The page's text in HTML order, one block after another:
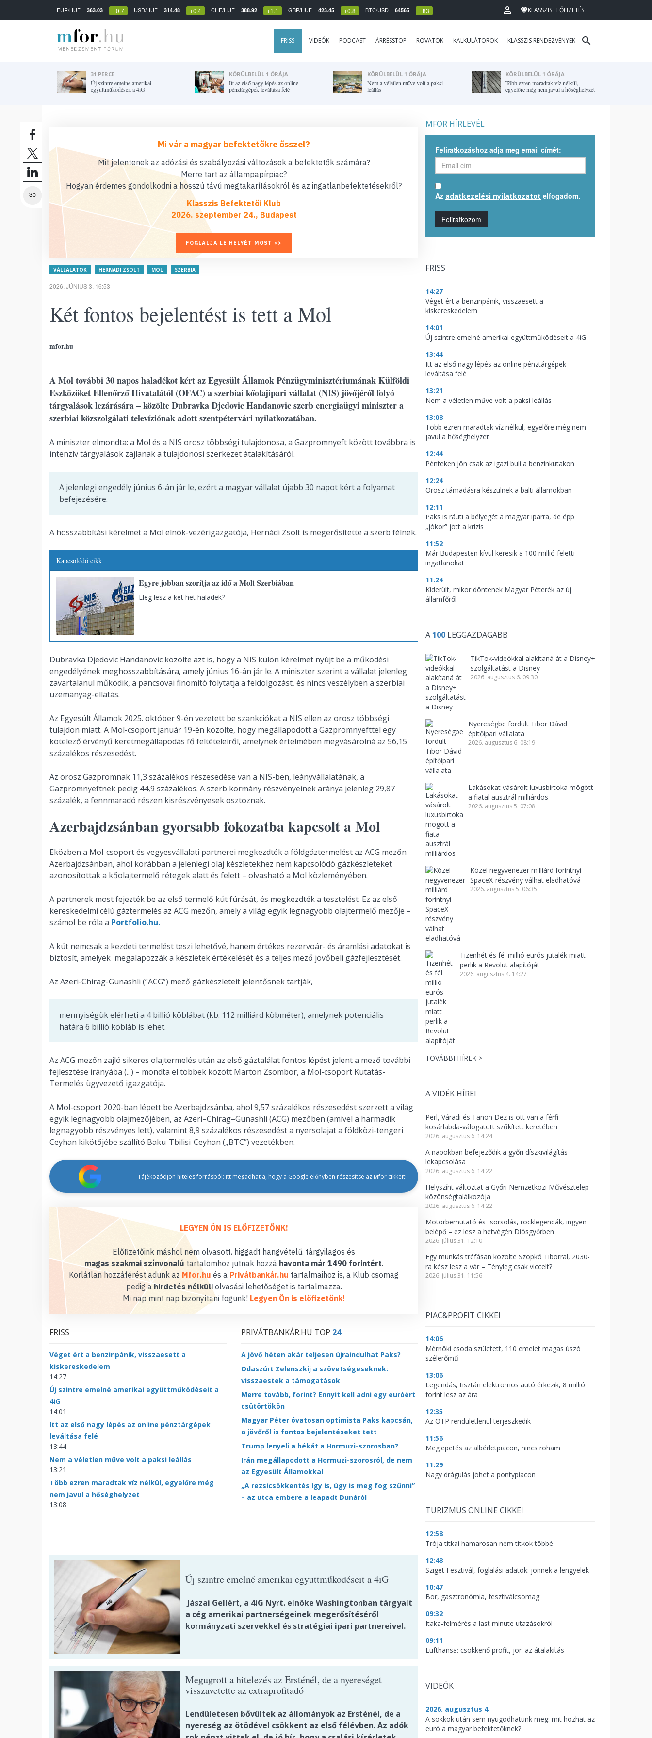
EUR/HUF 363.03 +0.7 USD/HUF 314.48 +0.4 CHF/HUF 388.92 +1.1 GBP/HUF 423.45 +0.8 BTC/USD 64565 +83 KLASSZIS ELŐFIZETÉS
FRISS VIDEÓK PODCAST ÁRRÉSSTOP ROVATOK KALKULÁTOROK KLASSZIS RENDEZVÉNYEK
31 PERCE
Új szintre emelné amerikai
együttműködéseit a 4iG
KÖRÜLBELÜL 1 ÓRÁJA
Itt az első nagy lépés az online
pénztárgépek leváltása felé
KÖRÜLBELÜL 1 ÓRÁJA
Nem a véletlen műve volt a paksi
leállás
KÖRÜLBELÜL 1 ÓRÁJA
Több ezren maradtak víz nélkül,
egyelőre még nem javul a hőséghelyzet
3p
Mi vár a magyar befektetőkre ősszel?
Mit jelentenek az adózási és szabályozási változások a befektetők számára?
Merre tart az állampapírpiac?
Hogyan érdemes gondolkodni a hosszú távú megtakarításokról és az ingatlanbefektetésekről?
Klasszis Befektetői Klub
2026. szeptember 24., Budapest
FOGLALJA LE HELYÉT MOST >>
VÁLLALATOK HERNÁDI ZSOLT MOL SZERBIA
2026. JÚNIUS 3. 16:53
Két fontos bejelentést is tett a Mol
mfor.hu
A Mol további 30 napos haladékot kért az Egyesült Államok Pénzügyminisztériumának Külföldi
Eszközöket Ellenőrző Hivatalától (OFAC) a szerbiai kőolajipari vállalat (NIS) jövőjéről folyó
tárgyalások lezárására – közölte Dubravka Djedovic Handanovic szerb energiaügyi miniszter a
szerbiai közszolgálati televíziónak adott szentpétervári nyilatkozatában.
A miniszter elmondta: a Mol és a NIS orosz többségi tulajdonosa, a Gazpromnyeft között továbbra is
intenzív tárgyalások zajlanak a tulajdonosi szerkezet átalakításáról.
A jelenlegi engedély június 6-án jár le, ezért a magyar vállalat újabb 30 napot kért a folyamat
befejezésére.
A hosszabbítási kérelmet a Mol elnök-vezérigazgatója, Hernádi Zsolt is megerősítette a szerb félnek.
Kapcsolódó cikk
Egyre jobban szorítja az idő a Molt Szerbiában
Elég lesz a két hét haladék?
Dubravka Djedovic Handanovic közölte azt is, hogy a NIS külön kérelmet nyújt be a működési
engedélyének meghosszabbítására, amely június 16-án jár le. A miniszter szerint a vállalat jelenleg
zavartalanul működik, a pancsovai finomító folytatja a feldolgozást, és nincs veszélyben a szerbiai
üzemanyag-ellátás.
Az Egyesült Államok 2025. október 9-én vezetett be szankciókat a NIS ellen az orosz többségi
tulajdon miatt. A Mol-csoport január 19-én közölte, hogy megállapodott a Gazpromnyefttel egy
kötelező érvényű keretmegállapodás fő feltételeiről, amelynek értelmében megvásárolná az 56,15
százalékos részesedést.
Az orosz Gazpromnak 11,3 százalékos részesedése van a NIS-ben, leányvállalatának, a
Gazpromnyeftnek pedig 44,9 százalékos. A szerb kormány részvényeinek aránya jelenleg 29,87
százalék, a fennmaradó részen kisrészvényesek osztoznak.
Azerbajdzsánban gyorsabb fokozatba kapcsolt a Mol
Eközben a Mol-csoport és vegyesvállalati partnerei megkezdték a földgáztermelést az ACG mezőn
Azerbajdzsánban, ahol korábban a jelenlegi olaj készletekhez nem kapcsolódó gázkészleteket
azonosítottak a kőolajtermelő rétegek alatt és felett – olvasható a Mol közleményében.
A partnerek most fejezték be az első termelő kút fúrását, és megkezdték a tesztelést. Ez az első
kereskedelmi célú gáztermelés az ACG mezőn, amely a világ egyik legnagyobb olajtermelő mezője –
számol be róla a Portfolio.hu.
A kút nemcsak a kezdeti termelést teszi lehetővé, hanem értékes rezervoár- és áramlási adatokat is
biztosít, amelyek megalapozzák a készletek értékelését és a teljes mező jövőbeli gázfejlesztését.
Az Azeri-Chirag-Gunashli (“ACG”) mező gázkészleteit jelentősnek tartják,
mennyiségük elérheti a 4 billió köblábat (kb. 112 milliárd köbméter), amelynek potenciális
határa 6 billió köbláb is lehet.
Az ACG mezőn zajló sikeres olajtermelés után az első gáztalálat fontos lépést jelent a mező további
fejlesztése irányába (...) – mondta el többek között Marton Zsombor, a Mol-csoport Kutatás-
Termelés ügyvezető igazgatója.
A Mol-csoport 2020-ban lépett be Azerbajdzsánba, ahol 9,57 százalékos részesedést szerzett a világ
egyik legnagyobb olajmezőjében, az Azeri–Chirag–Gunashli (ACG) mezőben (amivel a harmadik
legnagyobb részvényes lett), valamint 8,9 százalékos részesedést a nyersolajat a földközi-tengeri
Ceyhan kikötőjébe szállító Baku-Tbilisi-Ceyhan („BTC”) vezetékben.
Tájékozódjon hiteles forrásból: itt megadhatja, hogy a Google előnyben részesítse az Mfor cikkeit!
LEGYEN ÖN IS ELŐFIZETŐNK!
Előfizetőink máshol nem olvasott, higgadt hangvételű, tárgyilagos és
magas szakmai színvonalú tartalomhoz jutnak hozzá havonta már 1490 forintért.
Korlátlan hozzáférést adunk az Mfor.hu és a Privátbankár.hu tartalmaihoz is, a Klub csomag
pedig ahirdetés nélküliolvasási lehetőséget is tartalmazza.
Mi nap mint nap bizonyítani fogunk! Legyen Ön is előfizetőnk!
FRISS
Véget ért a benzinpánik, visszaesett a
kiskereskedelem
14:27
Új szintre emelné amerikai együttműködéseit a
4iG
14:01
Itt az első nagy lépés az online pénztárgépek
leváltása felé
13:44
Nem a véletlen műve volt a paksi leállás
13:21
Több ezren maradtak víz nélkül, egyelőre még
nem javul a hőséghelyzet
13:08
PRIVÁTBANKÁR.HU TOP 24
A jövő héten akár teljesen újraindulhat Paks?
Odaszúrt Zelenszkij a szövetségeseknek:
visszaestek a támogatások
Merre tovább, forint? Ennyit kell adni egy euróért
csütörtökön
Magyar Péter óvatosan optimista Paks kapcsán,
a jövőről is fontos bejelentéseket tett
Trump lenyeli a békát a Hormuzi-szorosban?
Irán megállapodott a Hormuzi-szorosról, de nem
az Egyesült Államokkal
„A rezsicsökkentés így is, úgy is meg fog szűnni”
– az utca embere a leapadt Dunáról
Új szintre emelné amerikai együttműködéseit a 4iG
Jászai Gellért, a 4iG Nyrt. elnöke Washingtonban tárgyalt
a cég amerikai partnerségeinek megerősítéséről
kormányzati szervekkel és stratégiai ipari partnereivel.
Megugrott a hitelezés az Ersténél, de a nyereséget
visszavetette az extraprofitadó
Lendületesen bővültek az állományok az Ersténél, de a
nyereség az ötödével csökkent az első félévben. Az adók
MFOR HÍRLEVÉL
Feliratkozáshoz adja meg email címét:
Az adatkezelési nyilatkozatot elfogadom.
Feliratkozom
FRISS
14:27
Véget ért a benzinpánik, visszaesett a
kiskereskedelem
14:01
Új szintre emelné amerikai együttműködéseit a 4iG
13:44
Itt az első nagy lépés az online pénztárgépek
leváltása felé
13:21
Nem a véletlen műve volt a paksi leállás
13:08
Több ezren maradtak víz nélkül, egyelőre még nem
javul a hőséghelyzet
12:44
Pénteken jön csak az igazi buli a benzinkutakon
12:24
Orosz támadásra készülnek a balti államokban
12:11
Paks is ráüti a bélyegét a magyar iparra, de épp
„jókor” jött a krízis
11:52
Már Budapesten kívül keresik a 100 millió feletti
ingatlanokat
11:24
Kiderült, mikor döntenek Magyar Péterék az új
államfőről
A 100 LEGGAZDAGABB
TikTok-videókkal alakítaná át a Disney+
szolgáltatást a Disney
2026. augusztus 6. 09:30
Nyereségbe fordult Tibor Dávid
építőipari vállalata
2026. augusztus 6. 08:19
Lakásokat vásárolt luxusbirtoka mögött
a fiatal ausztrál milliárdos
2026. augusztus 5. 07:08
Közel negyvenezer milliárd forintnyi
SpaceX-részvény válhat eladhatóvá
2026. augusztus 5. 06:35
Tizenhét és fél millió eurós jutalék miatt
perlik a Revolut alapítóját
2026. augusztus 4. 14:27
TOVÁBBI HÍREK >
A VIDÉK HÍREI
Perl, Váradi és Tanoh Dez is ott van a férfi
kosárlabda-válogatott szűkített keretében
2026. augusztus 6. 14:24
A napokban befejeződik a győri díszkivilágítás
lekapcsolása
2026. augusztus 6. 14:22
Helyszínt változtat a Győri Nemzetközi Művésztelep
közönségtalálkozója
2026. augusztus 6. 14:22
Motorbemutató és -sorsolás, rocklegendák, ingyen
belépő – ez lesz a hétvégén Diósgyőrben
2026. július 31. 12:10
Egy munkás tréfásan közölte Szopkó Tiborral, 2030-
ra kész lesz a vár – Tényleg csak viccelt?
2026. július 31. 11:56
PIAC&PROFIT CIKKEI
14:06
Mérnöki csoda született, 110 emelet magas úszó
szélerőmű
13:06
Legendás, tisztán elektromos autó érkezik, 8 millió
forint lesz az ára
12:35
Az OTP rendületlenül terjeszkedik
11:56
Meglepetés az albérletpiacon, nincs roham
11:29
Nagy drágulás jöhet a pontypiacon
TURIZMUS ONLINE CIKKEI
12:58
Trója titkai hamarosan nem titkok többé
12:48
Sziget Fesztivál, foglalási adatok: jönnek a lengyelek
10:47
Bor, gasztronómia, fesztiválcsomag
09:32
Itaka-felmérés a last minute utazásokról
09:11
Lufthansa: csökkenő profit, jön az átalakítás
VIDEÓK
2026. augusztus 4.
A sokkok után sem nyugodhatunk meg: mit hozhat az
euró a magyar befektetőknek?